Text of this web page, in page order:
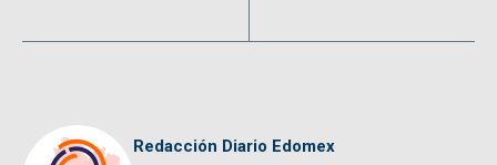
Redacción Diario Edomex